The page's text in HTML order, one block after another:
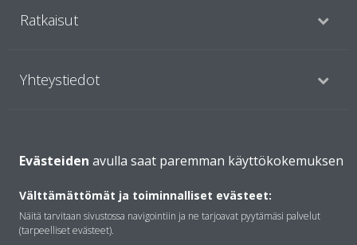
Ratkaisut
Yhteystiedot
Copyright © Daikin
Lainmukainen ilmoitus
Evästeiden avulla saat paremman käyttökokemuksen
Välttämättömät ja toiminnalliset evästeet:
Näitä tarvitaan sivustossa navigointiin ja ne tarjoavat pyytämäsi palvelut
(tarpeelliset evästeet).